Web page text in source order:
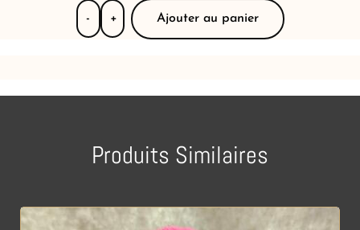
- + Ajouter au panier
Produits Similaires